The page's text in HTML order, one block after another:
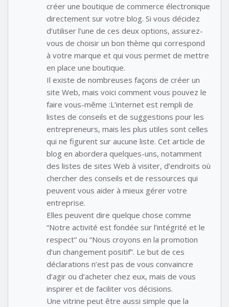
créer une boutique de commerce électronique
directement sur votre blog. Si vous décidez
d’utiliser l’une de ces deux options, assurez-
vous de choisir un bon thème qui correspond
à votre marque et qui vous permet de mettre
en place une boutique.
Il existe de nombreuses façons de créer un
site Web, mais voici comment vous pouvez le
faire vous-même :L’internet est rempli de
listes de conseils et de suggestions pour les
entrepreneurs, mais les plus utiles sont celles
qui ne figurent sur aucune liste. Cet article de
blog en abordera quelques-uns, notamment
des listes de sites Web à visiter, d’endroits où
chercher des conseils et de ressources qui
peuvent vous aider à mieux gérer votre
entreprise.
Elles peuvent dire quelque chose comme
“Notre activité est fondée sur l’intégrité et le
respect” ou “Nous croyons en la promotion
d’un changement positif”. Le but de ces
déclarations n’est pas de vous convaincre
d’agir ou d’acheter chez eux, mais de vous
inspirer et de faciliter vos décisions.
Une vitrine peut être aussi simple que la